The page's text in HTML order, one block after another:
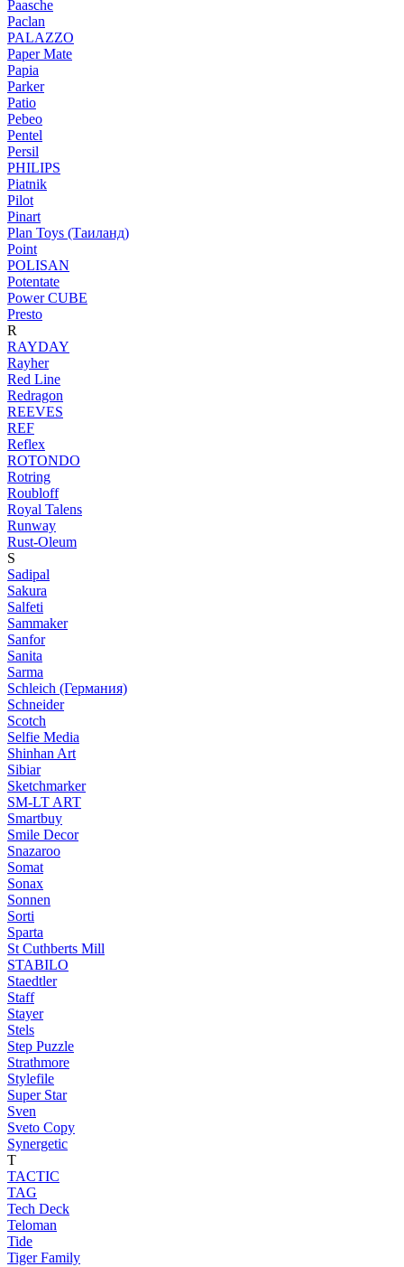
Paasche
Paclan
PALAZZO
Paper Mate
Papia
Parker
Patio
Pebeo
Pentel
Persil
PHILIPS
Piatnik
Pilot
Pinart
Plan Toys (Таиланд)
Point
POLISAN
Potentate
Power CUBE
Presto
R
RAYDAY
Rayher
Red Line
Redragon
REEVES
REF
Reflex
ROTONDO
Rotring
Roubloff
Royal Talens
Runway
Rust-Oleum
S
Sadipal
Sakura
Salfeti
Sammaker
Sanfor
Sanita
Sarma
Schleich (Германия)
Schneider
Scotch
Selfie Media
Shinhan Art
Sibiar
Sketchmarker
SM-LT ART
Smartbuy
Smile Decor
Snazaroo
Somat
Sonax
Sonnen
Sorti
Sparta
St Cuthberts Mill
STABILO
Staedtler
Staff
Stayer
Stels
Step Puzzle
Strathmore
Stylefile
Super Star
Sven
Sveto Copy
Synergetic
T
TACTIC
TAG
Tech Deck
Teloman
Tide
Tiger Family